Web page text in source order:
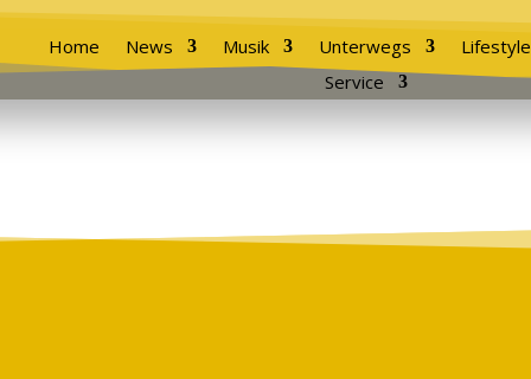
Home News Musik Unterwegs Lifestyle
Service